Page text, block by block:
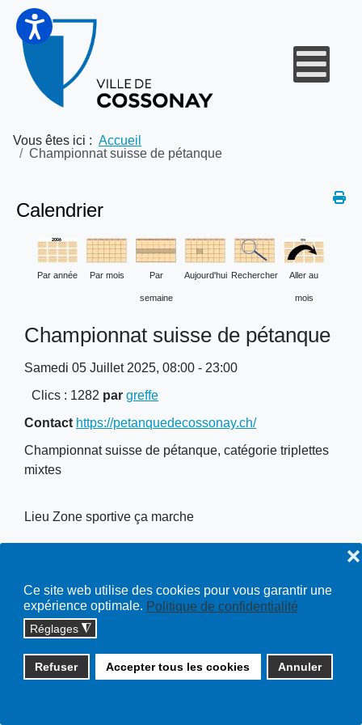
Ce site web utilise des cookies pour vous garantir une
expérience optimale. Politique de confidentialité
Réglages ◮
Refuser Accepter tous les cookies Annuler
❌
Vous êtes ici : Accueil
Championnat suisse de pétanque
Calendrier
Par année Par mois Par
semaine
Aujourd'hui Rechercher Aller au
mois
Championnat suisse de pétanque
Samedi 05 Juillet 2025, 08:00 - 23:00
Clics : 1282 pargreffe
Contact https://petanquedecossonay.ch/
Championnat suisse de pétanque, catégorie triplettes
mixtes
Lieu Zone sportive ça marche
Copyright © 2026 cossonay.ch - tous droits réservés | site :
solutions informatiques